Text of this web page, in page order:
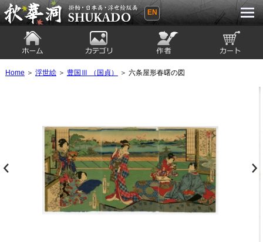
秋華洞 SHUKADO 掛軸・日本画・浮世
EN
Home ＞ 浮世絵＞ 豊国Ⅲ （国貞） ＞ 六条屋形春曙の図